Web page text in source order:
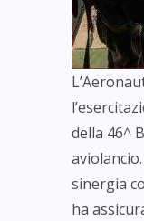
della 46^
sinergia
ha